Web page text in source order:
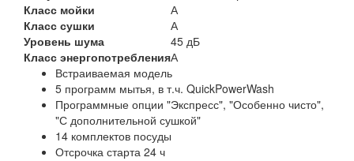
Класс мойки
А
Класс сушки
А
Уровень шума
45 дБ
Класс энергопотребленияА
Встраиваемая модель
5 программ мытья, в т.ч. QuickPowerWash
Программные опции "Экспресс", "Особенно чисто",
"С дополнительной сушкой"
14 комплектов посуды
Отсрочка старта 24 ч